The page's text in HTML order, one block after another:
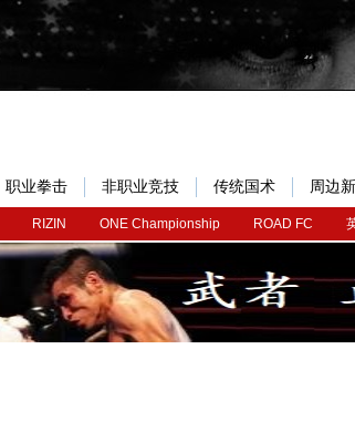
RIZIN ONE Championship ROAD FC
职业拳击 非职业竞技 传统国术 周边